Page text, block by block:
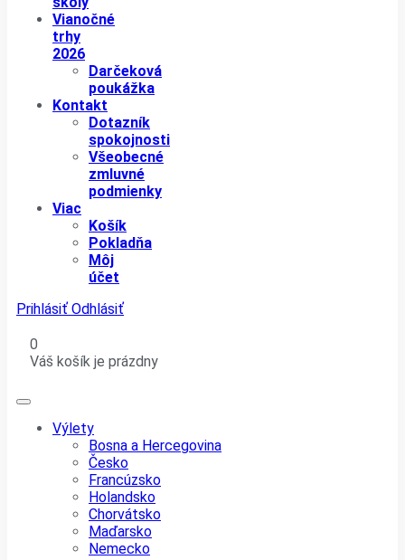
Vianočné
trhy
2026
Darčeková
poukážka
Kontakt
Dotazník
spokojnosti
Všeobecné
zmluvné
podmienky
Viac
Košík
Pokladňa
Môj
účet
Prihlásiť Odhlásiť
0
Váš košík je prázdny
Výlety
Bosna a Hercegovina
Česko
Francúzsko
Holandsko
Chorvátsko
Maďarsko
Nemecko